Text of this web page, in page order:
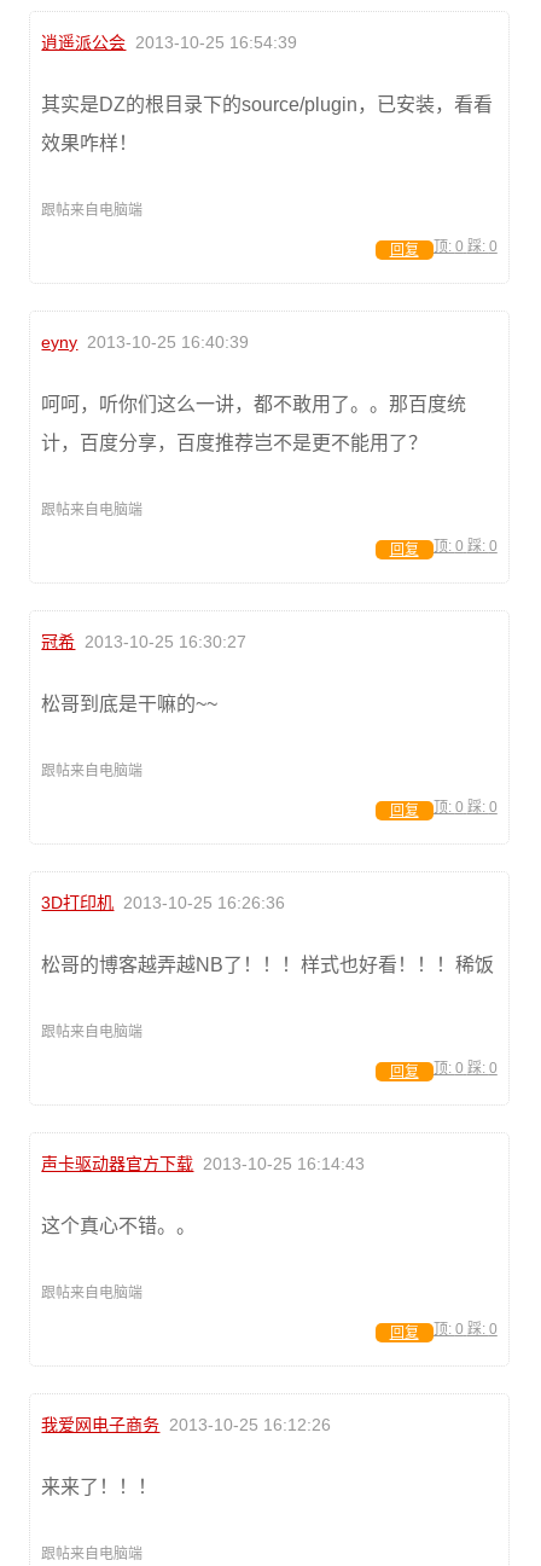
逍遥派公会 2013-10-25 16:54:39
其实是DZ的根目录下的source/plugin，已安装，看看
效果咋样！
跟帖来自电脑端
顶: 0 踩: 0
回复
eyny 2013-10-25 16:40:39
呵呵，听你们这么一讲，都不敢用了。。那百度统
计，百度分享，百度推荐岂不是更不能用了？
跟帖来自电脑端
顶: 0 踩: 0
回复
冠希 2013-10-25 16:30:27
松哥到底是干嘛的~~
跟帖来自电脑端
顶: 0 踩: 0
回复
3D打印机 2013-10-25 16:26:36
松哥的博客越弄越NB了！！！样式也好看！！！稀饭
跟帖来自电脑端
顶: 0 踩: 0
回复
声卡驱动器官方下载 2013-10-25 16:14:43
这个真心不错。。
跟帖来自电脑端
顶: 0 踩: 0
回复
我爱网电子商务 2013-10-25 16:12:26
来来了！！！
跟帖来自电脑端